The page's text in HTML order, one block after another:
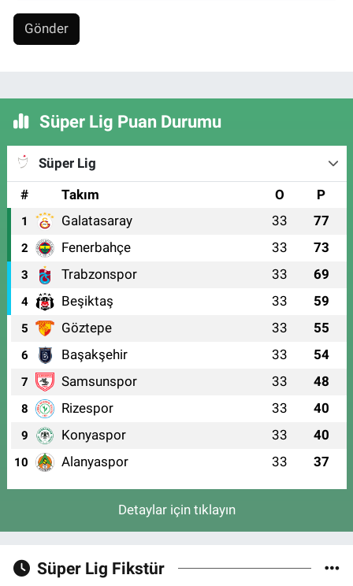
Gönder
Süper Lig Puan Durumu
Süper Lig
#
Takım O P
1 Galatasaray 33 77
2 Fenerbahçe 33 73
3 Trabzonspor 33 69
4 Beşiktaş 33 59
5 Göztepe 33 55
6 Başakşehir 33 54
7 Samsunspor 33 48
8 Rizespor 33 40
9 Konyaspor 33 40
10 Alanyaspor 33 37
Detaylar için tıklayın
Süper Lig Fikstür